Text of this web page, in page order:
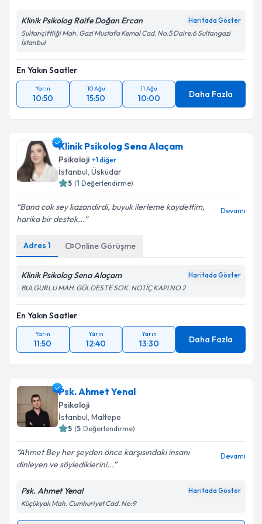
Klinik Psikolog Raife Doğan Ercan Haritada Göster
Sultançiftliği Mah. Gazi Mustafa Kemal Cad. No:5 Daire:6 Sultangazi
İstanbul
En Yakın Saatler
Yarın
10:50
10 Ağu
15:50
11 Ağu
10:00 Daha Fazla
Klinik Psikolog Sena Alaçam
Psikoloji +1diğer
İstanbul, Üsküdar
5 (1 Değerlendirme)
Bana cok sey kazandirdi, buyuk ilerleme kaydettim,
harika bir destek...
Devamı
Adres 1 Online Görüşme
Klinik Psikolog Sena Alaçam Haritada Göster
BULGURLU MAH. GÜLDESTE SOK. NO1 İÇ KAPI NO 2
En Yakın Saatler
Yarın
11:50
Yarın
12:40
Yarın
13:30 Daha Fazla
Psk. Ahmet Yenal
Psikoloji
İstanbul, Maltepe
5 (5 Değerlendirme)
Ahmet Bey her şeyden önce karşısındaki insanı
dinleyen ve söylediklerini...
Devamı
Psk. Ahmet Yenal Haritada Göster
Küçükyalı Mah. Cumhuriyet Cad. No:9